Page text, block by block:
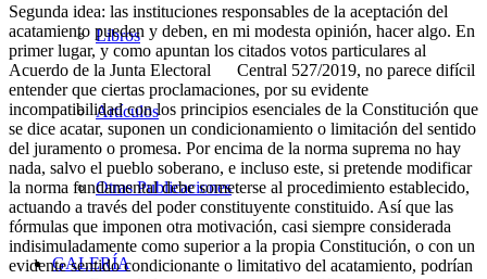
Libros
Artículos
Otras Publicaciones
GALERÍA
Segunda idea: las instituciones responsables de la aceptación del
acatamiento pueden y deben, en mi modesta opinión, hacer algo. En
primer lugar, y como apuntan los citados votos particulares al
Acuerdo de la Junta Electoral Central 527/2019, no parece difícil
entender que ciertas proclamaciones, por su evidente
incompatibilidad con los principios esenciales de la Constitución que
se dice acatar, suponen un condicionamiento o limitación del sentido
del juramento o promesa. Por encima de la norma suprema no hay
nada, salvo el pueblo soberano, e incluso este, si pretende modificar
la norma fundamental debe someterse al procedimiento establecido,
actuando a través del poder constituyente constituido. Así que las
fórmulas que imponen otra motivación, casi siempre considerada
indisimuladamente como superior a la propia Constitución, o con un
evidente sentido condicionante o limitativo del acatamiento, podrían